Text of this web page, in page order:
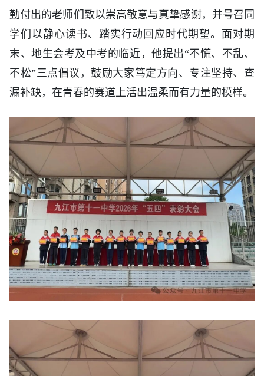
勤付出的老师们致以崇高敬意与真挚感谢，并号召同
学们以静心读书、踏实行动回应时代期望。面对期
末、地生会考及中考的临近，他提出“不慌、不乱、
不松”三点倡议，鼓励大家笃定方向、专注坚持、查
漏补缺，在青春的赛道上活出温柔而有力量的模样。